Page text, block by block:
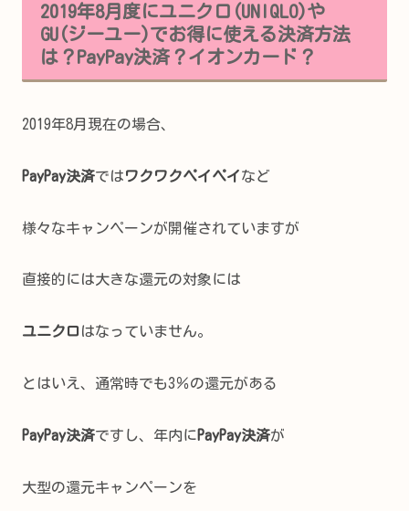
2019年8月度にユニクロ(UNIQLO)や
GU(ジーユー)でお得に使える決済方法
は？PayPay決済？イオンカード？
2019年8月現在の場合、
PayPay決済ではワクワクペイペイなど
様々なキャンペーンが開催されていますが
直接的には大きな還元の対象には
ユニクロはなっていません。
とはいえ、通常時でも3％の還元がある
PayPay決済ですし、年内にPayPay決済が
大型の還元キャンペーンを